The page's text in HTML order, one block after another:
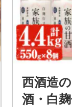
西酒造
酒・白